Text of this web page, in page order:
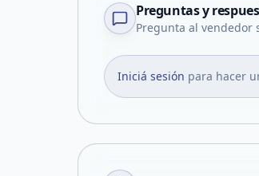
Preguntas y
Pregunta al vendedor
Iniciá sesión para hacer